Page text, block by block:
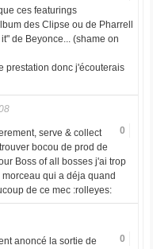
ces featurings
des Clipse ou de Pharrell
de Beyonce... (shame on
prestation donc j'écouterais
0
serve & collect
bocou de prod de
Boss of all bosses j'ai trop
morceau qui a déja quand
de ce mec :rolleyes:
0
anoncé la sortie de